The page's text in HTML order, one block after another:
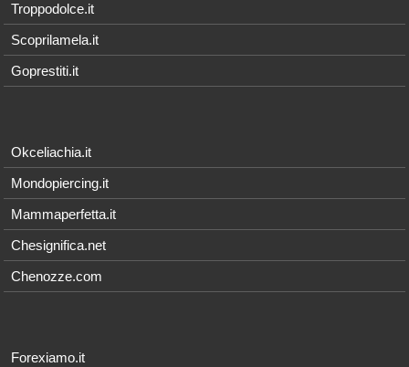
Troppodolce.it
Scoprilamela.it
Goprestiti.it
Okceliachia.it
Mondopiercing.it
Mammaperfetta.it
Chesignifica.net
Chenozze.com
Forexiamo.it